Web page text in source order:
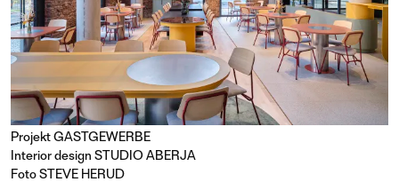
ProjektGASTGEWERBE
Interior design STUDIO ABERJA
Foto STEVE HERUD